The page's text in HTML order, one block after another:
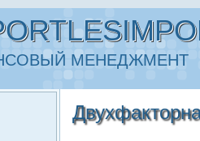
МЕНЕДЖМЕНТ